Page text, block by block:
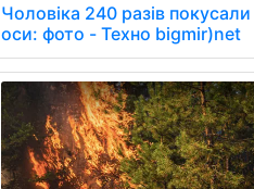
Чоловіка 240 разів покусали
оси: фото - Техно bigmir)net